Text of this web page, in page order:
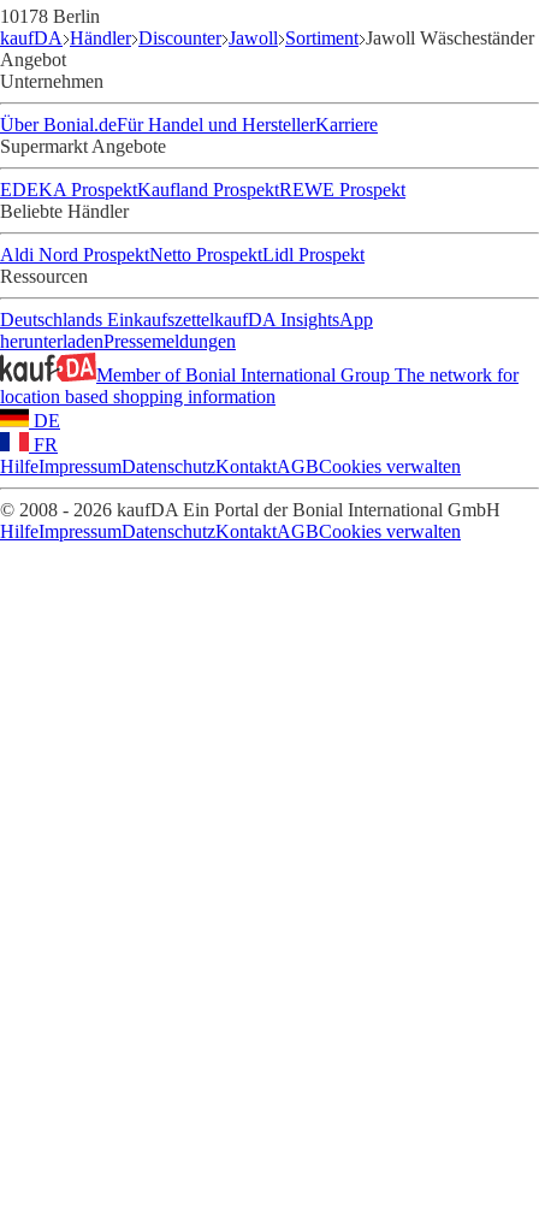
10178 Berlin
kaufDA Händler Discounter Jawoll Sortiment Jawoll Wäscheständer
Angebot
Unternehmen
Über Bonial.deFür Handel und HerstellerKarriere
Supermarkt Angebote
EDEKA ProspektKaufland ProspektREWE Prospekt
Beliebte Händler
Aldi Nord ProspektNetto ProspektLidl Prospekt
Ressourcen
Deutschlands EinkaufszettelkaufDA InsightsApp
herunterladenPressemeldungen
Member of Bonial International Group The network for
location based shopping information
DE
FR
HilfeImpressumDatenschutzKontaktAGBCookies verwalten
© 2008 - 2026 kaufDA Ein Portal der Bonial International GmbH
HilfeImpressumDatenschutzKontaktAGBCookies verwalten